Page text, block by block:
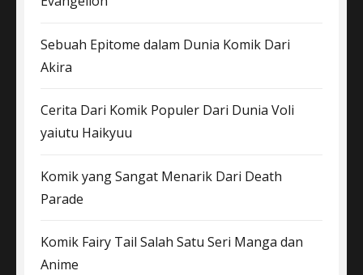
Sebuah Epitome dalam Dunia Komik Dari
Akira
Cerita Dari Komik Populer Dari Dunia Voli
yaiutu Haikyuu
Komik yang Sangat Menarik Dari Death
Parade
Komik Fairy Tail Salah Satu Seri Manga dan
Anime